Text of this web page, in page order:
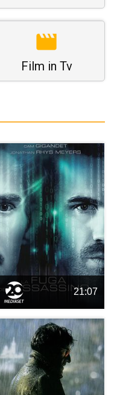
Film in Tv
21:07